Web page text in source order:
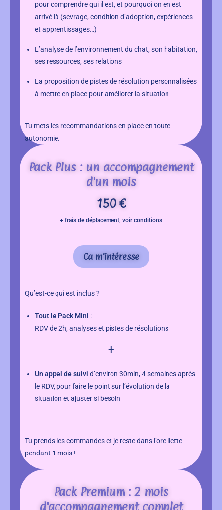
pour comprendre qui il est, et pourquoi on en est
arrivé là (sevrage, condition d’adoption, expériences
et apprentissages…)
L’analyse de l’environnement du chat, son habitation,
ses ressources, ses relations
La proposition de pistes de résolution personnalisées
à mettre en place pour améliorer la situation
Tu mets les recommandations en place en toute
autonomie.
Pack Plus : un accompagnement
d'un mois
150 €
+ frais de déplacement, voir conditions
Ca m'intéresse
Qu’est-ce qui est inclus ?
Tout le Pack Mini :
RDV de 2h, analyses et pistes de résolutions
+
Un appel de suivi d’environ 30min, 4 semaines après
le RDV, pour faire le point sur l’évolution de la
situation et ajuster si besoin
Tu prends les commandes et je reste dans l’oreillette
pendant 1 mois !
Pack Premium : 2 mois
d'accompagnement complet